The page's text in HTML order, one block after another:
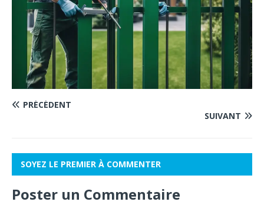
PRÉCÉDENT
SUIVANT
SOYEZ LE PREMIER À COMMENTER
Poster un Commentaire